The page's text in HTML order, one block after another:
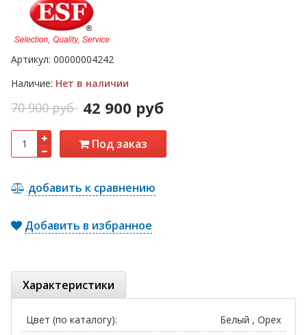
Артикул: 00000004242
Наличие: Нет в наличии
70 900 руб 42 900 руб
Под заказ
добавить к сравнению
Добавить в избранное
Характеристики
Цвет (по каталогу):
Белый , Орех